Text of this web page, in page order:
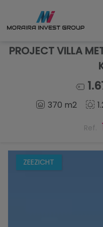
Kopen
Verkopen
PROJECT VILLA
370 m2
Ref.
ZEEZICHT